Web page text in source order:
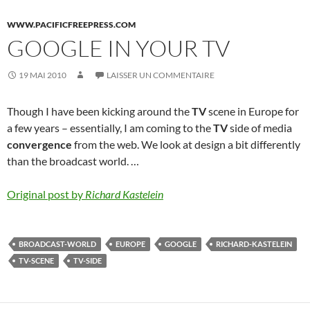
WWW.PACIFICFREEPRESS.COM
GOOGLE IN YOUR TV
19 MAI 2010 LAISSER UN COMMENTAIRE
Though I have been kicking around theTVscene in Europe for
a few years – essentially, I am coming to theTVside of media
convergence from the web. We look at design a bit differently
than the broadcast world. …
Original post by Richard Kastelein
BROADCAST-WORLD EUROPE GOOGLE
RICHARD-KASTELEIN
TV-SCENE
TV-SIDE